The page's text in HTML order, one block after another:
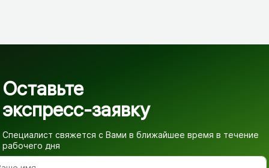
Оставьте
экспресс-заявку
Специалист свяжется с Вами в ближайшее время в течение
рабочего дня